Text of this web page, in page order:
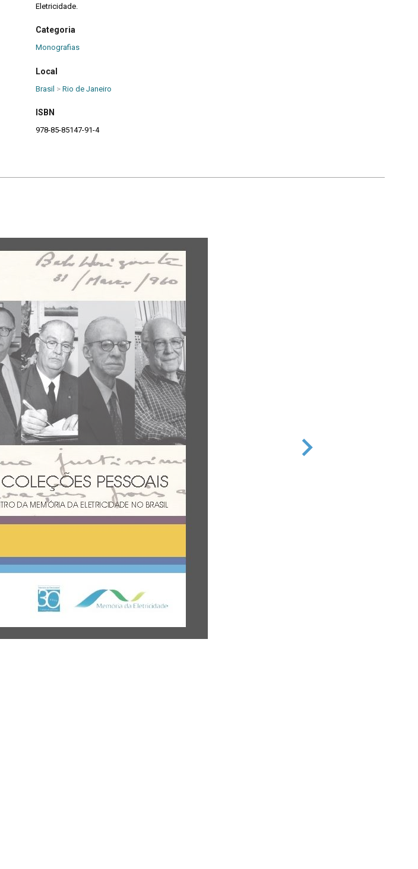
Eletricidade.
Categoria
Monografias
Local
Brasil > Rio de Janeiro
ISBN
978-85-85147-91-4